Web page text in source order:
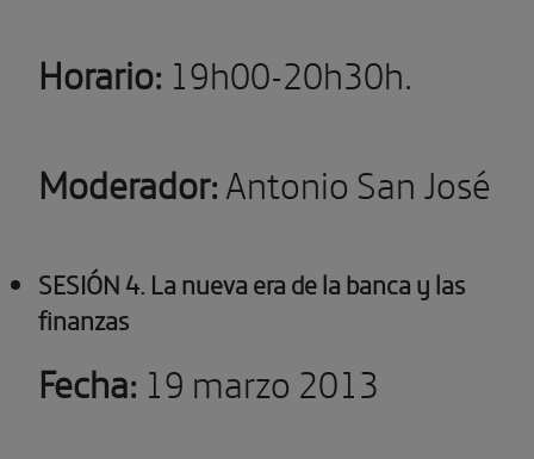
Horario: 19h00-20h30h.
Moderador:Antonio San José
SESIÓN 4. La nueva era de la banca y las
finanzas
Fecha: 19 marzo 2013